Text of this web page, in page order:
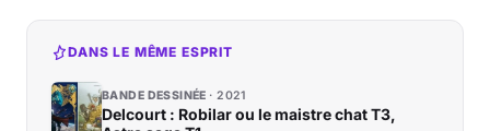
DANS LE MÊME ESPRIT
BANDE DESSINÉE 2021
Delcourt : Robilar ou le maistre chat T3,